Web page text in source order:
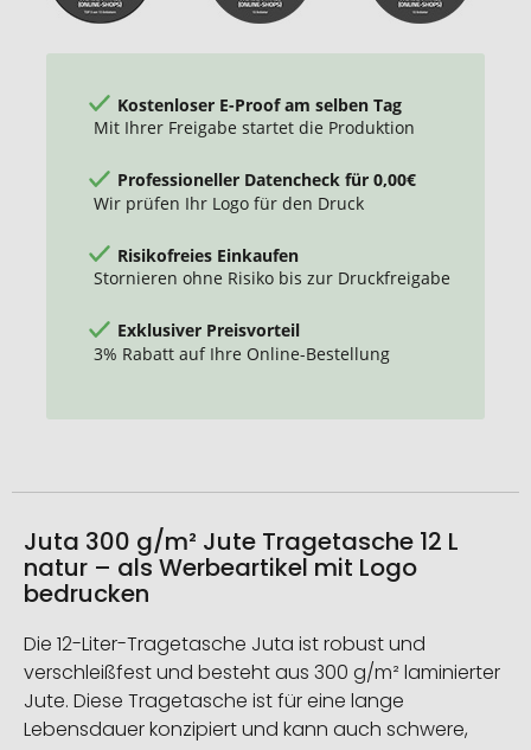
Kostenloser E-Proof am selben Tag
Mit Ihrer Freigabe startet die Produktion
Professioneller Datencheck für 0,00€
Wir prüfen Ihr Logo für den Druck
Risikofreies Einkaufen
Stornieren ohne Risiko bis zur Druckfreigabe
Exklusiver Preisvorteil
3% Rabatt auf Ihre Online-Bestellung
Juta 300 g/m² Jute Tragetasche 12 L
natur – als Werbeartikel mit Logo
bedrucken
Die 12-Liter-Tragetasche Juta ist robust und
verschleißfest und besteht aus 300 g/m² laminierter
Jute. Diese Tragetasche ist für eine lange
Lebensdauer konzipiert und kann auch schwere,